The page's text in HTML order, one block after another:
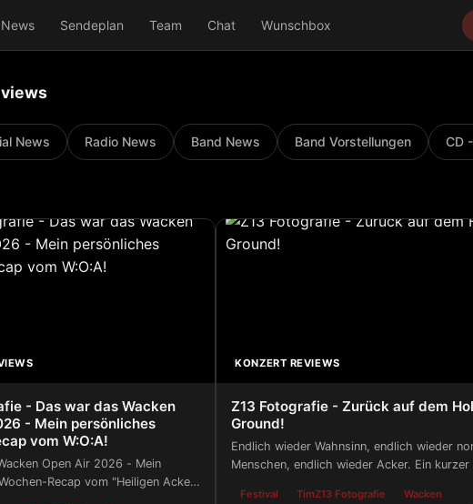
News Sendeplan Team Chat Wunschbox
News Radio News Band News Band Vorstellungen CD
- Das war das Wacken
- Mein persönliches
vom W:O:A!
Open Air 2026 - Mein
Recap vom "Heiligen Acker"
KONZERT REVIEWS
Z13 Fotografie - Zurück auf dem
Ground!
Endlich wieder Wahnsinn, endlich wieder
Menschen, endlich wieder Acker. Ein kurzer
Festival TimZ13 Fotografie Wacken